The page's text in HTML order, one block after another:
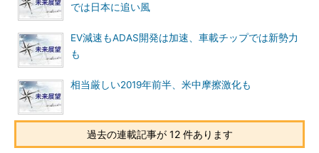
では日本に追い風
EV減速もADAS開発は加速、車載チップでは新勢力
も
相当厳しい2019年前半、米中摩擦激化も
過去の連載記事が 12 件あります